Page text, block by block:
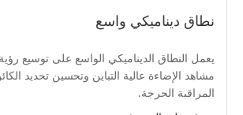
نطاق ديناميكي واسع
يعمل النطاق الديناميكي الواسع على توسيع
مشاهد الإضاءة عالية التباين وتحسين تحديد
المراقبة الحرجة.